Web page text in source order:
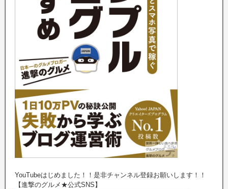
YouTubeはじめました！！是非チャンネル登録お願いします！！
【進撃のグルメ★公式SNS】